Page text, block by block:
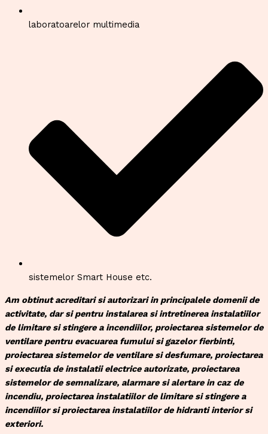
laboratoarelor multimedia
sistemelor Smart House etc.
Am obtinut acreditari si autorizari in principalele domenii de
activitate, dar si pentru instalarea si intretinerea instalatiilor
de limitare si stingere a incendiilor, proiectarea sistemelor de
ventilare pentru evacuarea fumului si gazelor fierbinti,
proiectarea sistemelor de ventilare si desfumare, proiectarea
si executia de instalatii electrice autorizate, proiectarea
sistemelor de semnalizare, alarmare si alertare in caz de
incendiu, proiectarea instalatiilor de limitare si stingere a
incendiilor si proiectarea instalatiilor de hidranti interior si
exteriori.